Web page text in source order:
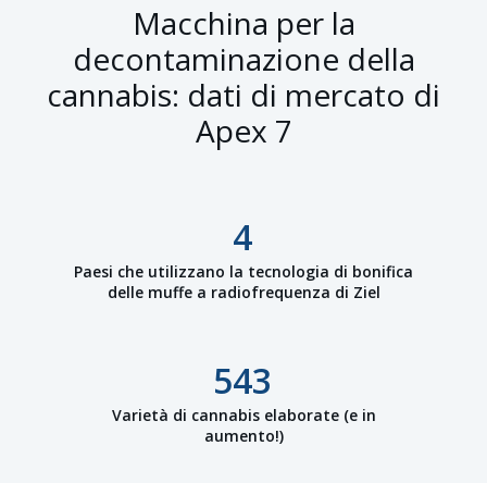
Macchina per la
decontaminazione della
cannabis: dati di mercato di
Apex 7
4
Paesi che utilizzano la tecnologia di bonifica
delle muffe a radiofrequenza di Ziel
543
Varietà di cannabis elaborate (e in
aumento!)